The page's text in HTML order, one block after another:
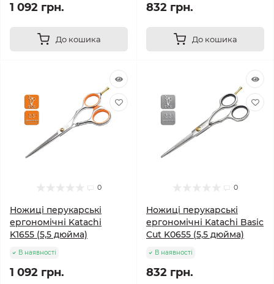
1 092 грн.
До кошика
832 грн.
До кошика
0
Ножиці перукарські
ергономічні Katachi
K1655 (5,5 дюйма)
В наявності
1 092 грн.
0
Ножиці перукарські
ергономічні Katachi Basic
Cut K0655 (5,5 дюйма)
В наявності
832 грн.